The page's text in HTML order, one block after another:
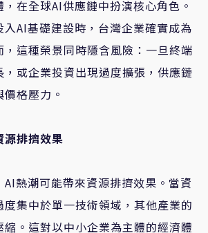
在全球AI供應鏈中扮演核心角色。
入AI基礎建設時，台灣企業確實成為
這種榮景同時隱含風險：一旦終端
或企業投資出現過度擴張，供應鏈
格壓力。
源排擠效果
熱潮可能帶來資源排擠效果。當資
集中於單一技術領域，其他產業的
。這對以中小企業為主體的經濟體